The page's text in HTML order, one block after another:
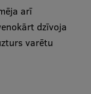
arī
dzīvoja
varētu